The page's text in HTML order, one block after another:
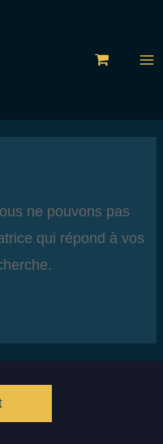
ne pouvons pas
qui répond à vos